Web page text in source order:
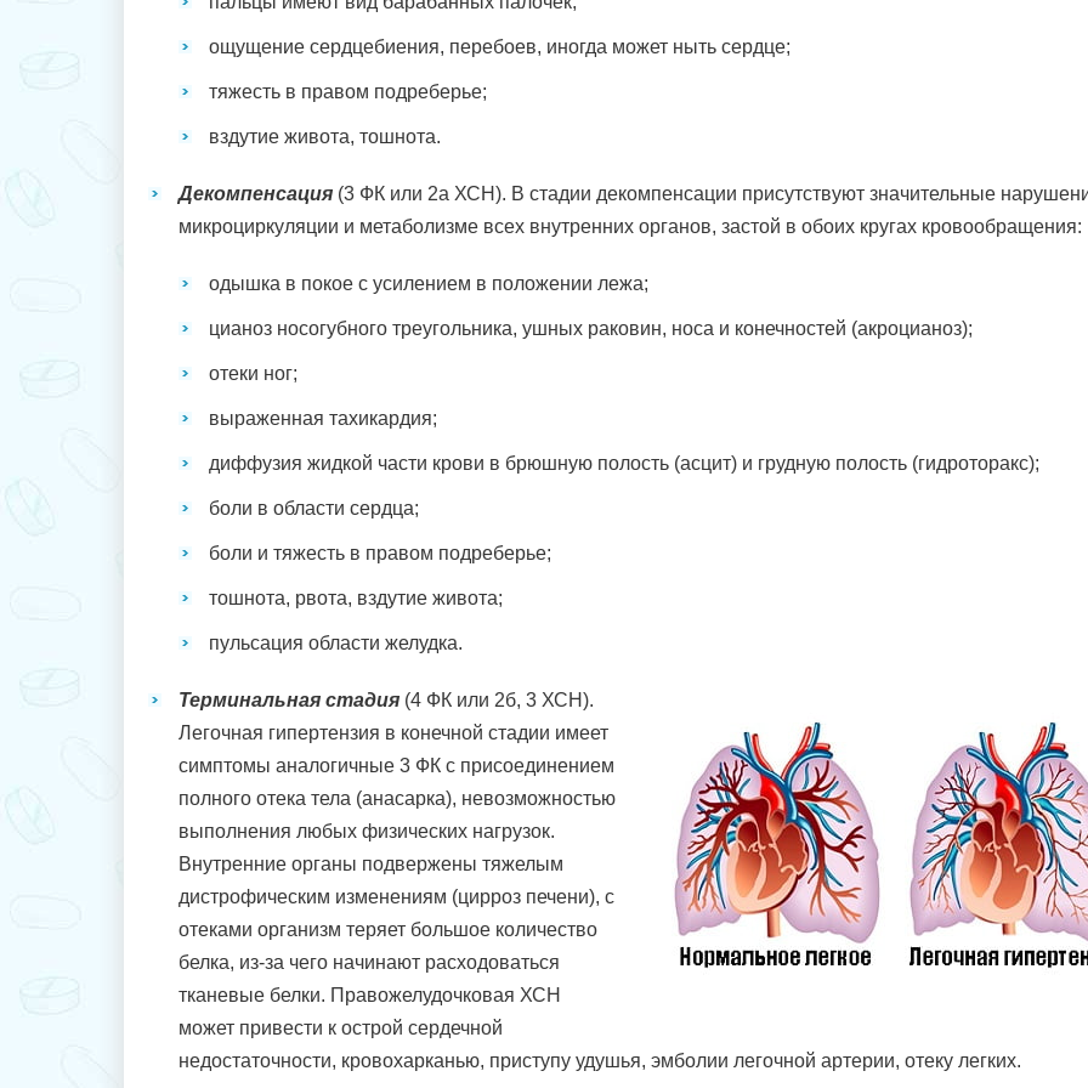
ощущение сердцебиения, перебоев, иногда может ныть сердце;
тяжесть в правом подреберье;
вздутие живота, тошнота.
Декомпенсация (3 ФК или 2а ХСН). В стадии декомпенсации присутствуют значительные
микроциркуляции и метаболизме всех внутренних органов, застой в обоих кругах кровообращения:
одышка в покое с усилением в положении лежа;
цианоз носогубного треугольника, ушных раковин, носа и конечностей (акроцианоз);
отеки ног;
выраженная тахикардия;
диффузия жидкой части крови в брюшную полость (асцит) и грудную полость (гидроторакс);
боли в области сердца;
боли и тяжесть в правом подреберье;
тошнота, рвота, вздутие живота;
пульсация области желудка.
Терминальная стадия (4 ФК или 2б, 3 ХСН).
Легочная гипертензия в конечной стадии имеет
симптомы аналогичные 3 ФК с присоединением
полного отека тела (анасарка), невозможностью
выполнения любых физических нагрузок.
Внутренние органы подвержены тяжелым
дистрофическим изменениям (цирроз печени), с
отеками организм теряет большое количество
белка, из-за чего начинают расходоваться
тканевые белки. Правожелудочковая ХСН
может привести к острой сердечной
недостаточности, кровохарканью, приступу удушья, эмболии легочной артерии, отеку легких.